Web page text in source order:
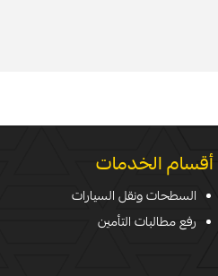
أقسام الخدمات
السطحات ونقل السيارات
رفع مطالبات التأمين